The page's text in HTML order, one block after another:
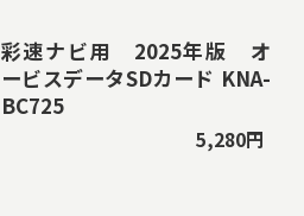
彩速ナビ用 2025年版 オ
ービスデータSDカード KNA-
BC725
5,280円